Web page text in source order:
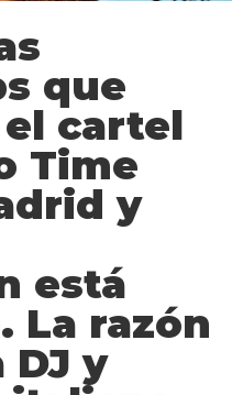
que
cartel
Time
y
está
La razón
DJ y